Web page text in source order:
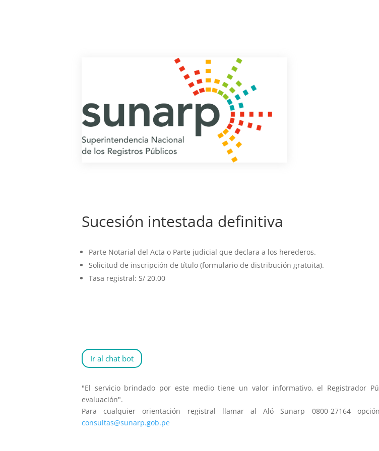
Sucesión intestada definitiva
Parte Notarial del Acta o Parte judicial que declara a los herederos.
Solicitud de inscripción de título (formulario de distribución gratuita).
Tasa registral: S/ 20.00
Ir al chat bot
"El servicio brindado por este medio tiene un valor informativo, el Registrador
evaluación".
Para cualquier orientación registral llamar al Aló Sunarp 0800-27164
consultas@sunarp.gob.pe